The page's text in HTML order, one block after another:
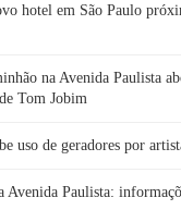
hotel em São Paulo
na Avenida Paulista
Tom Jobim
uso de geradores por
Avenida Paulista: